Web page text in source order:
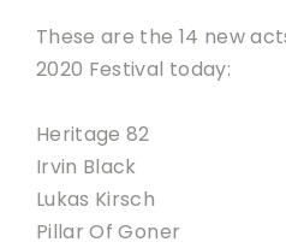
These are the 14 new
2020 Festival today:
Heritage 82
Irvin Black
Lukas Kirsch
Pillar Of Goner